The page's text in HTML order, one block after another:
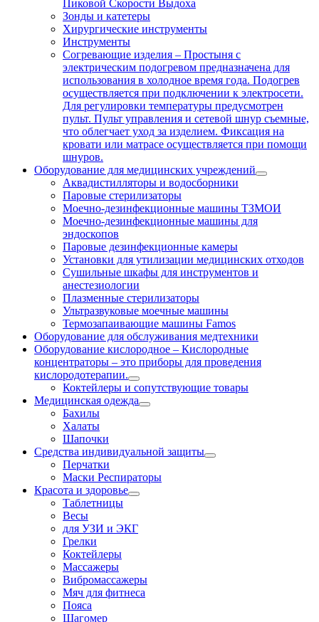
Пиковой Скорости Выдоха
Зонды и катетеры
Хирургические инструменты
Инструменты
Согревающие изделия – Простыня с
электрическим подогревом предназначена для
использования в холодное время года. Подогрев
осуществляется при подключении к электросети.
Для регулировки температуры предусмотрен
пульт. Пульт управления и сетевой шнур съемные,
что облегчает уход за изделием. Фиксация на
кровати или матрасе осуществляется при помощи
шнуров.
Оборудование для медицинских учреждений
Аквадистилляторы и водосборники
Паровые стерилизаторы
Моечно-дезинфекционные машины ТЗМОИ
Моечно-дезинфекционные машины для
эндоскопов
Паровые дезинфекционные камеры
Установки для утилизации медицинских отходов
Сушильные шкафы для инструментов и
анестезиологии
Плазменные стерилизаторы
Ультразвуковые моечные машины
Термозапаивающие машины Famos
Оборудование для обслуживания медтехники
Оборудование кислородное – Кислородные
концентраторы – это приборы для проведения
кислородотерапии.
Коктейлеры и сопутствующие товары
Медицинская одежда
Бахилы
Халаты
Шапочки
Средства индивидуальной защиты
Перчатки
Маски Респираторы
Красота и здоровье
Таблетницы
Весы
для УЗИ и ЭКГ
Грелки
Коктейлеры
Массажеры
Вибромассажеры
Мяч для фитнеса
Пояса
Шагомер